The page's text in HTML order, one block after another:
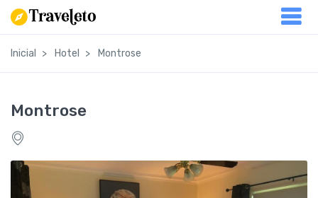
Inicial Hotel Montrose
Montrose